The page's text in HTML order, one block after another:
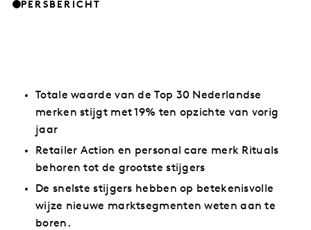
PERSBERICHT
Totale waarde van de Top 30 Nederlandse
merken stijgt met 19% ten opzichte van vorig
jaar
Retailer Action en personal care merk Rituals
behoren tot de grootste stijgers
De snelste stijgers hebben op betekenisvolle
wijze nieuwe marktsegmenten weten aan te
boren.